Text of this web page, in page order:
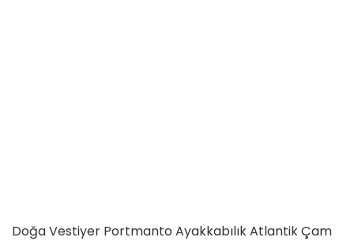
Doğa Vestiyer Portmanto Ayakkabılık Atlantik Çam